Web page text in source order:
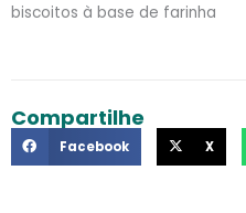
biscoitos à base de farinha
Compartilhe
Facebook X